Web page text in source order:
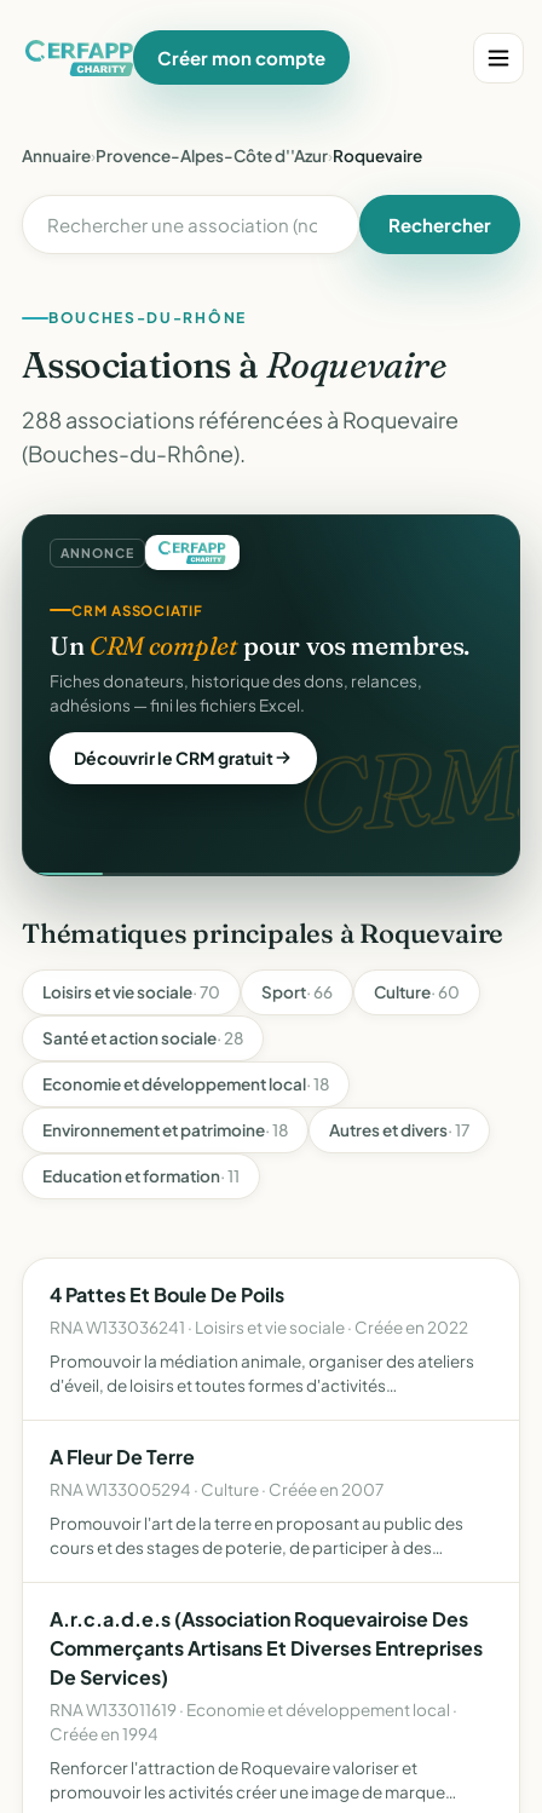
Créer mon compte
Annuaire›Provence-Alpes-Côte d''Azur›Roquevaire
Rechercher
BOUCHES-DU-RHÔNE
Associations àRoquevaire
288 associations référencées à Roquevaire
(Bouches-du-Rhône).
ANNONCE
CRM.
CRM ASSOCIATIF
Un CRM completpour vos membres.
Fiches donateurs, historique des dons, relances,
adhésions — fini les fichiers Excel.
Découvrir le CRM gratuit
Thématiques principales à Roquevaire
Loisirs et vie sociale· 70 Sport· 66 Culture· 60
Santé et action sociale· 28
Economie et développement local· 18
Environnement et patrimoine· 18 Autres et divers· 17
Education et formation· 11
4 Pattes Et Boule De Poils
RNA W133036241 · Loisirs et vie sociale · Créée en 2022
Promouvoir la médiation animale, organiser des ateliers
d'éveil, de loisirs et toutes formes d'activités
privilé…
A Fleur De Terre
RNA W133005294 · Culture · Créée en 2007
Promouvoir l'art de la terre en proposant au public des
cours et des stages de poterie, de participer à des
A.r.c.a.d.e.s (Association Roquevairoise Des
Commerçants Artisans Et Diverses Entreprises
De Services)
RNA W133011619 · Economie et développement local ·
Créée en 1994
Renforcer l'attraction de Roquevaire valoriser et
promouvoir les activités créer une image de marque